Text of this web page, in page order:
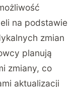
na podstawie
zmian
planują
zmiany, co
aktualizacji